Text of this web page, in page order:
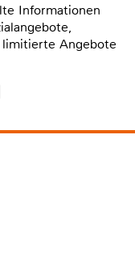
Informationen
Angebote